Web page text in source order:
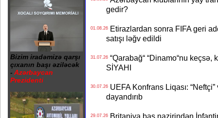
Bizim iradəmizə qarşı
çıxanın başı əziləcək
- Azərbaycan
Prezidenti
gedir?
01.08.26Etirazlardan sonra FIFA geri
satışı ləğv edildi
31.07.26“Qarabağ“ “Dinamo“nu keçsə,
SİYAHI
30.07.26UEFA Konfrans Liqası: “Neftçi”
dayandırıb
29.07.26Britaniya baş nazirindən